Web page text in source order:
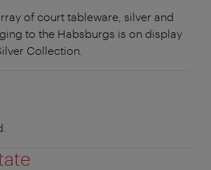
of court tableware, silver and
to the Habsburgs is on display
Collection.